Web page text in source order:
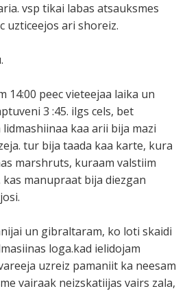
vsp tikai labas atsauksmes
uzticeejos ari shoreiz.
14:00 peec vieteejaa laika un
3 :45. ilgs cels, bet
kaa arii bija mazi
tur bija taada kaa karte, kura
marshruts, kuraam valstiim
manupraat bija diezgan
un gibraltaram, ko loti skaidi
loga.kad ielidojam
uzreiz pamaniit ka neesam
vairaak neizskatiijas vairs zala,